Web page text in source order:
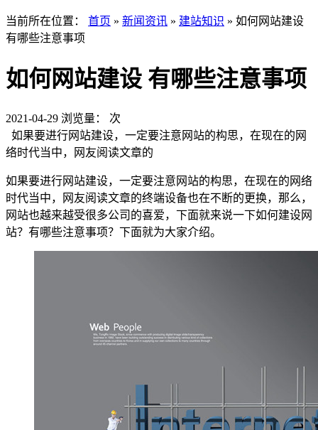
当前所在位置： 首页 » 新闻资讯 » 建站知识 » 如何网站建设
有哪些注意事项
如何网站建设 有哪些注意事项
2021-04-29 浏览量：
次
如果要进行网站建设，一定要注意网站的构思，在现在的网
络时代当中，网友阅读文章的
如果要进行网站建设，一定要注意网站的构思，在现在的网络
时代当中，网友阅读文章的终端设备也在不断的更换，那么，
网站也越来越受很多公司的喜爱，下面就来说一下如何建设网
站？有哪些注意事项？下面就为大家介绍。